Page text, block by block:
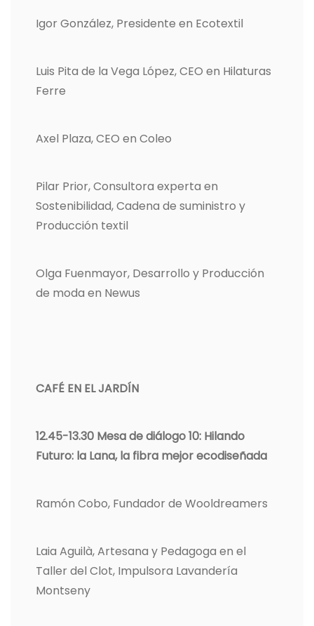
Igor González, Presidente en Ecotextil
Luis Pita de la Vega López, CEO en Hilaturas
Ferre
Axel Plaza, CEO en Coleo
Pilar Prior, Consultora experta en
Sostenibilidad, Cadena de suministro y
Producción textil
Olga Fuenmayor, Desarrollo y Producción
de moda en Newus
CAFÉ EN EL JARDÍN
12.45-13.30 Mesa de diálogo 10: Hilando
Futuro: la Lana, la fibra mejor ecodiseñada
Ramón Cobo, Fundador de Wooldreamers
Laia Aguilà, Artesana y Pedagoga en el
Taller del Clot, Impulsora Lavandería
Montseny